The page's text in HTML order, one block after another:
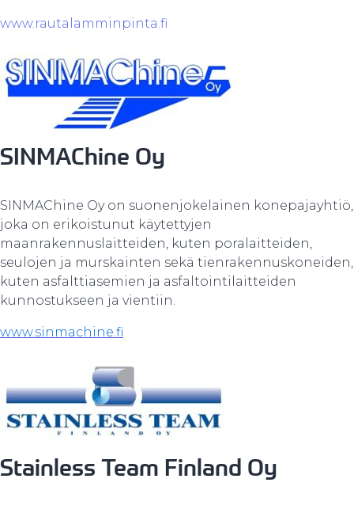
www.rautalamminpinta.fi
SINMAChine Oy
SINMAChine Oy on suonenjokelainen konepajayhtiö,
joka on erikoistunut käytettyjen
maanrakennuslaitteiden, kuten poralaitteiden,
seulojen ja murskainten sekä tienrakennuskoneiden,
kuten asfalttiasemien ja asfaltointilaitteiden
kunnostukseen ja vientiin.
www.sinmachine.fi
Stainless Team Finland Oy